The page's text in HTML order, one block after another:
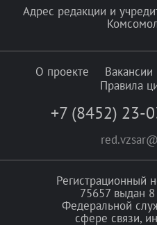
Адрес редакции и
О проекте Вакансии
Правила
+7 (8452) 23-
75657 выдан
Федеральной
сфере связи,